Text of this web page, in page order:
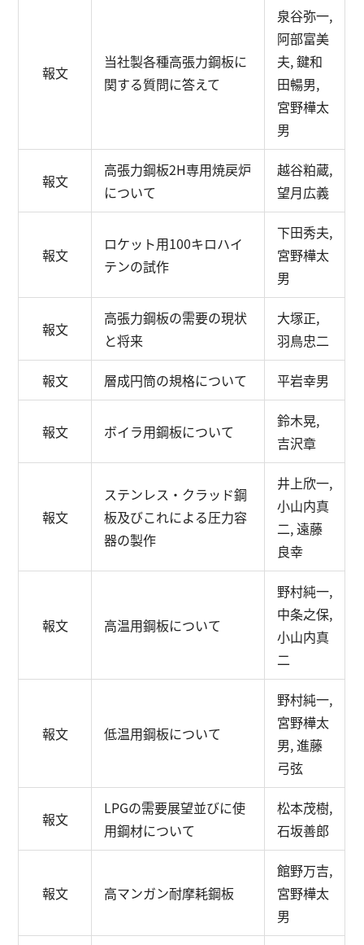
報文
当社製各種高張力鋼板に
関する質問に答えて
泉谷弥一,
阿部富美
夫, 鍵和
田暢男,
宮野樺太
男
報文
高張力鋼板2H専用焼戻炉
について
越谷粕蔵,
望月広義
報文
ロケット用100キロハイ
テンの試作
下田秀夫,
宮野樺太
男
報文
高張力鋼板の需要の現状
と将来
大塚正,
羽鳥忠二
報文 層成円筒の規格について 平岩幸男
報文 ボイラ用鋼板について
鈴木晃,
吉沢章
報文
ステンレス・クラッド鋼
板及びこれによる圧力容
器の製作
井上欣一,
小山内真
二, 遠藤
良幸
報文 高温用鋼板について
野村純一,
中条之保,
小山内真
二
報文 低温用鋼板について
野村純一,
宮野樺太
男, 進藤
弓弦
報文
LPGの需要展望並びに使
用鋼材について
松本茂樹,
石坂善郎
報文 高マンガン耐摩耗鋼板
館野万吉,
宮野樺太
男